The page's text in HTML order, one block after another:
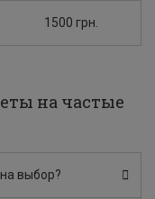
1500 грн.
на частые
выбор?